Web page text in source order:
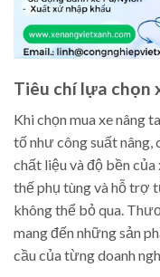
Tiêu chí lựa chọn
Khi chọn mua xe nâng
tố như công suất nâng,
chất liệu và độ bền
thế phụ tùng và hỗ trợ
không thể bỏ qua.
mang đến những sản
cầu của từng doanh